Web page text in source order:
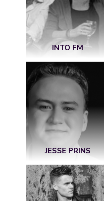
INTO FM
JESSE PRINS